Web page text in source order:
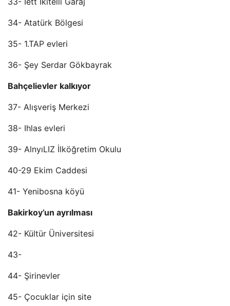
34- Atatürk Bölgesi
35- 1.TAP evleri
36- Şey Serdar Gökbayrak
Bahçelievler kalkıyor
37- Alışveriş Merkezi
38- Ihlas evleri
39- AlnyıLIZ İlköğretim Okulu
40-29 Ekim Caddesi
41- Yenibosna köyü
Bakirkoy’un ayrılması
42- Kültür Üniversitesi
43-
44- Şirinevler
45- Çocuklar için site